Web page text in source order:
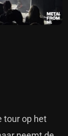
tour op het